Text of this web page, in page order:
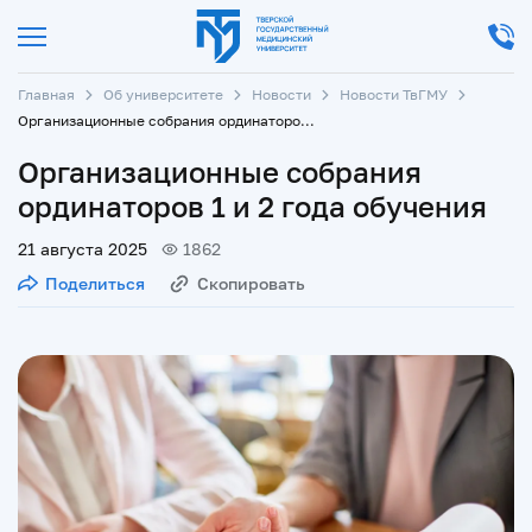
Главная Об университете Новости
Новости ТвГМУ
Организационные собрания ординаторов 1 и 2 года обучения
Организационные собрания
ординаторов 1 и 2 года обучения
21 августа 2025
1862
Поделиться
Скопировать